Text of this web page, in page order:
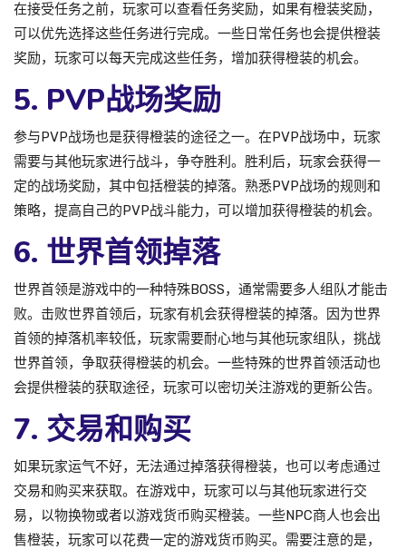
在接受任务之前，玩家可以查看任务奖励，如果有橙装奖励，
可以优先选择这些任务进行完成。一些日常任务也会提供橙装
奖励，玩家可以每天完成这些任务，增加获得橙装的机会。
5. PVP战场奖励
参与PVP战场也是获得橙装的途径之一。在PVP战场中，玩家
需要与其他玩家进行战斗，争夺胜利。胜利后，玩家会获得一
定的战场奖励，其中包括橙装的掉落。熟悉PVP战场的规则和
策略，提高自己的PVP战斗能力，可以增加获得橙装的机会。
6. 世界首领掉落
世界首领是游戏中的一种特殊BOSS，通常需要多人组队才能击
败。击败世界首领后，玩家有机会获得橙装的掉落。因为世界
首领的掉落机率较低，玩家需要耐心地与其他玩家组队，挑战
世界首领，争取获得橙装的机会。一些特殊的世界首领活动也
会提供橙装的获取途径，玩家可以密切关注游戏的更新公告。
7. 交易和购买
如果玩家运气不好，无法通过掉落获得橙装，也可以考虑通过
交易和购买来获取。在游戏中，玩家可以与其他玩家进行交
易，以物换物或者以游戏货币购买橙装。一些NPC商人也会出
售橙装，玩家可以花费一定的游戏货币购买。需要注意的是，